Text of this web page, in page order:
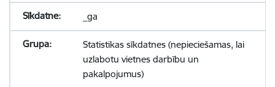
_ga
Statistikas sīkdatnes (nepieciešamas, lai
uzlabotu vietnes darbību un
pakalpojumus)